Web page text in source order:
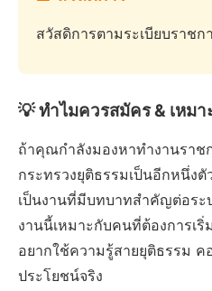
สวัสดิการตามระเบียบราชก
💡 ทำไมควรสมัคร & เหมา
ถ้าคุณกำลังมองหาทำงานรา
กระทรวงยุติธรรมเป็นอีกหนึ่งตั
เป็นงานที่มีบทบาทสำคัญต่อระ
งานนี้เหมาะกับคนที่ต้องการเ
อยากใช้ความรู้สายยุติธรรม ค
ประโยชน์จริง